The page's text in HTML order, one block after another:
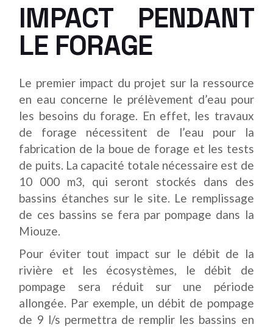
IMPACT PENDANT
LE FORAGE
Le premier impact du projet sur la ressource
en eau concerne le prélèvement d’eau pour
les besoins du forage. En effet, les travaux
de forage nécessitent de l’eau pour la
fabrication de la boue de forage et les tests
de puits. La capacité totale nécessaire est de
10 000 m3, qui seront stockés dans des
bassins étanches sur le site. Le remplissage
de ces bassins se fera par pompage dans la
Miouze.
Pour éviter tout impact sur le débit de la
rivière et les écosystèmes, le débit de
pompage sera réduit sur une période
allongée. Par exemple, un débit de pompage
de 9 l/s permettra de remplir les bassins en